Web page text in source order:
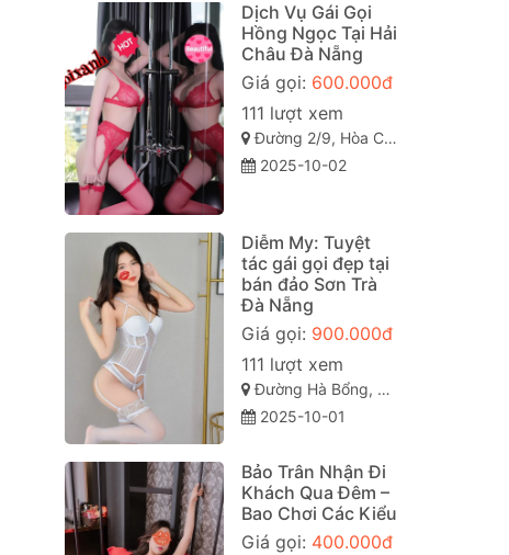
Dịch Vụ Gái Gọi
Hồng Ngọc Tại Hải
Châu Đà Nẵng
Giá gọi: 600.000đ
111 lượt xem
Đường 2/9, Hòa Cường, phường Hòa Cường Nam, Hải Châu, Đà Nẵng
2025-10-02
Diễm My: Tuyệt
tác gái gọi đẹp tại
bán đảo Sơn Trà
Đà Nẵng
Giá gọi: 900.000đ
111 lượt xem
Đường Hà Bổng, Phường Phước Mỹ, Quận Sơn Trà, Thành phố Đà Nẵng
2025-10-01
Bảo Trân Nhận Đi
Khách Qua Đêm –
Bao Chơi Các Kiểu
Giá gọi: 400.000đ